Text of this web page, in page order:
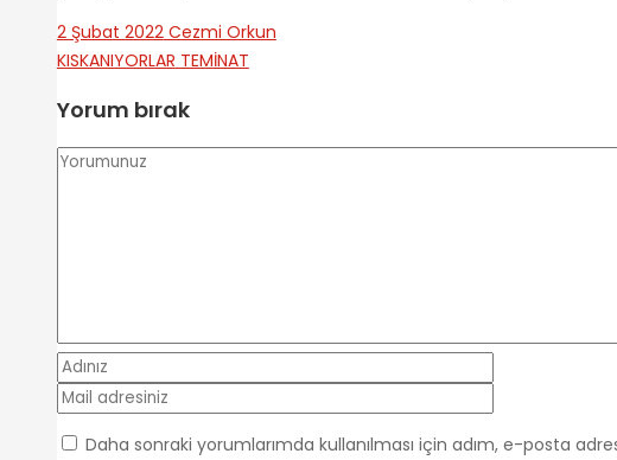
2 Şubat 2022Cezmi Orkun
KISKANIYORLAR TEMİNAT
Yorum bırak
Daha sonraki yorumlarımda kullanılması için adım, e-posta